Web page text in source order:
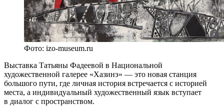
Фото: izo-museum.ru
Выставка Татьяны Фадеевой в Национальной
художественной галерее «Хазинэ» — это новая станция
большого пути, где личная история встречается с историей
места, а индивидуальный художественный язык вступает
в диалог с пространством.